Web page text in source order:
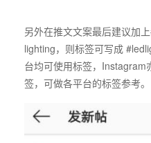
另外在推文文案最后建议加
lighting，则标签可写成
台均可使用标签，Instagram
签，可做各平台的标签参考。